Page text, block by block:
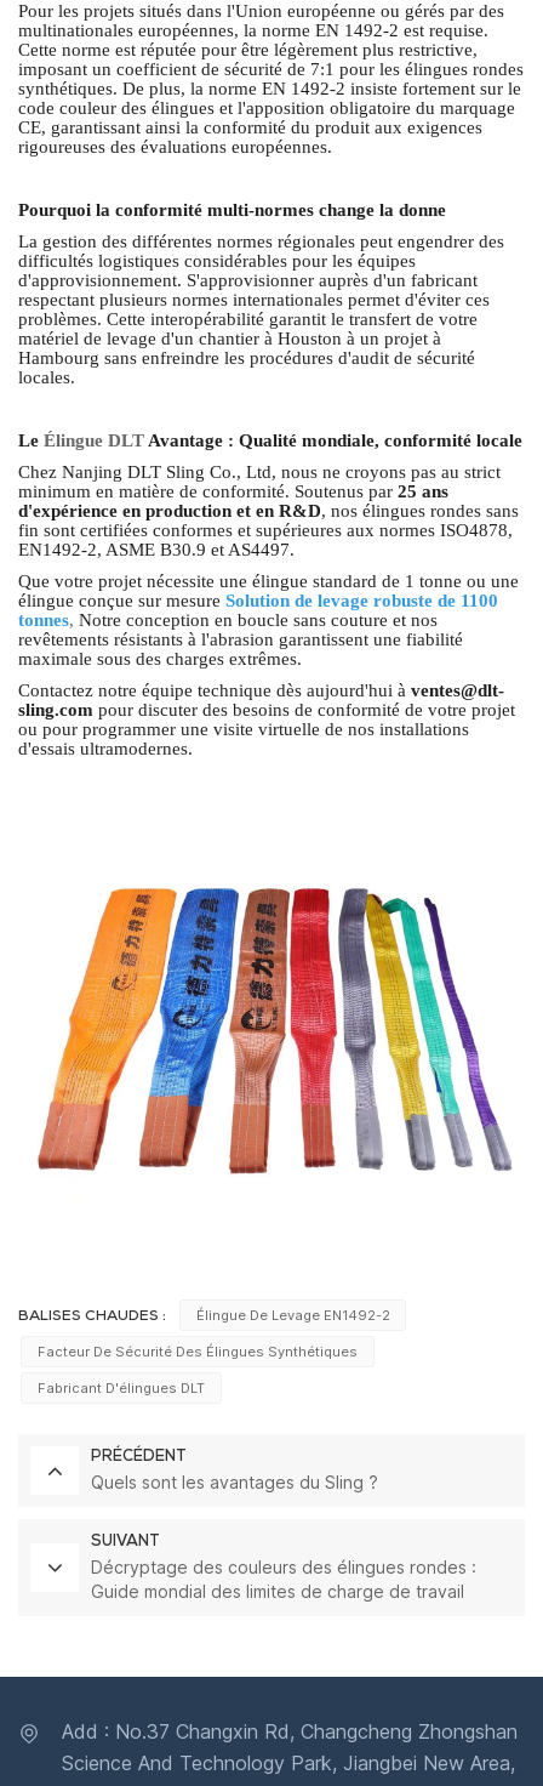
Pour les projets situés dans l'Union européenne ou gérés par des
multinationales européennes, la norme EN 1492-2 est requise.
Cette norme est réputée pour être légèrement plus restrictive,
imposant un coefficient de sécurité de 7:1 pour les élingues rondes
synthétiques. De plus, la norme EN 1492-2 insiste fortement sur le
code couleur des élingues et l'apposition obligatoire du marquage
CE, garantissant ainsi la conformité du produit aux exigences
rigoureuses des évaluations européennes.
Pourquoi la conformité multi-normes change la donne
La gestion des différentes normes régionales peut engendrer des
difficultés logistiques considérables pour les équipes
d'approvisionnement. S'approvisionner auprès d'un fabricant
respectant plusieurs normes internationales permet d'éviter ces
problèmes. Cette interopérabilité garantit le transfert de votre
matériel de levage d'un chantier à Houston à un projet à
Hambourg sans enfreindre les procédures d'audit de sécurité
locales.
Le Élingue DLTAvantage : Qualité mondiale, conformité locale
Chez Nanjing DLT Sling Co., Ltd, nous ne croyons pas au strict
minimum en matière de conformité. Soutenus par 25 ans
d'expérience en production et en R&D, nos élingues rondes sans
fin sont certifiées conformes et supérieures aux normes ISO4878,
EN1492-2, ASME B30.9 et AS4497.
Que votre projet nécessite une élingue standard de 1 tonne ou une
élingue conçue sur mesure Solution de levage robuste de 1100
tonnes, Notre conception en boucle sans couture et nos
revêtements résistants à l'abrasion garantissent une fiabilité
maximale sous des charges extrêmes.
Contactez notre équipe technique dès aujourd'hui à ventes@dlt-
sling.com pour discuter des besoins de conformité de votre projet
ou pour programmer une visite virtuelle de nos installations
d'essais ultramodernes.
BALISES CHAUDES : Élingue De Levage EN1492-2
Facteur De Sécurité Des Élingues Synthétiques
Fabricant D'élingues DLT
PRÉCÉDENT
Quels sont les avantages du Sling ?
SUIVANT
Décryptage des couleurs des élingues rondes :
Guide mondial des limites de charge de travail
Add : No.37 Changxin Rd, Changcheng Zhongshan
Science And Technology Park, Jiangbei New Area,